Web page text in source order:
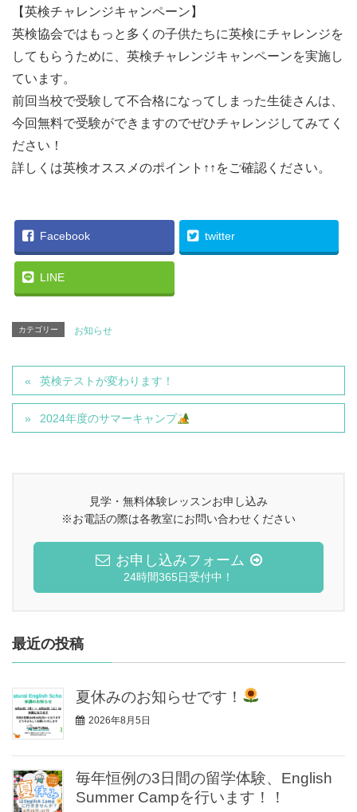
【英検チャレンジキャンペーン】
英検協会ではもっと多くの子供たちに英検にチャレンジを
してもらうために、英検チャレンジキャンペーンを実施し
ています。
前回当校で受験して不合格になってしまった生徒さんは、
今回無料で受験ができますのでぜひチャレンジしてみてく
ださい！
詳しくは英検オススメのポイント↑↑をご確認ください。
Facebook twitter
LINE
カテゴリー お知らせ
英検テストが変わります！
2024年度のサマーキャンプ
見学・無料体験レッスンお申し込み
※お電話の際は各教室にお問い合わせください
お申し込みフォーム
24時間365日受付中！
最近の投稿
夏休みのお知らせです！
2026年8月5日
毎年恒例の3日間の留学体験、English
Summer Campを行います！！